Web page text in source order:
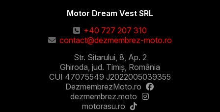
Motor Dream Vest SRL
+40 727 207 310
contact@dezmembrez-moto.ro
Str. Sitarului, 8, Ap. 2
Ghiroda, jud. Timiș, România
CUI 47075549 J2022005039355
DezmembrezMoto.ro
dezmembrez.moto
motorasu.ro